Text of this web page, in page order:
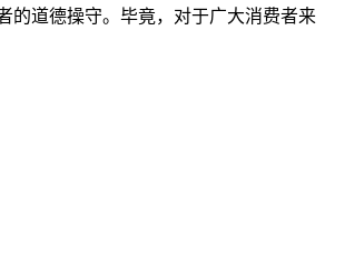
的道德操守。毕竟，对于广大消费者来